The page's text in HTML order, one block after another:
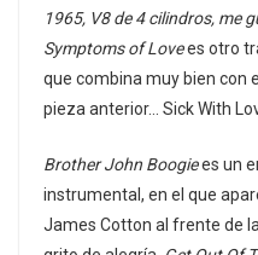
1965, V8 de 4 cilindros, me
Symptoms of Lovees otro
que combina muy bien con
pieza anterior… Sick With
Brother John Boogiees un
instrumental, en el que
James Cotton al frente de